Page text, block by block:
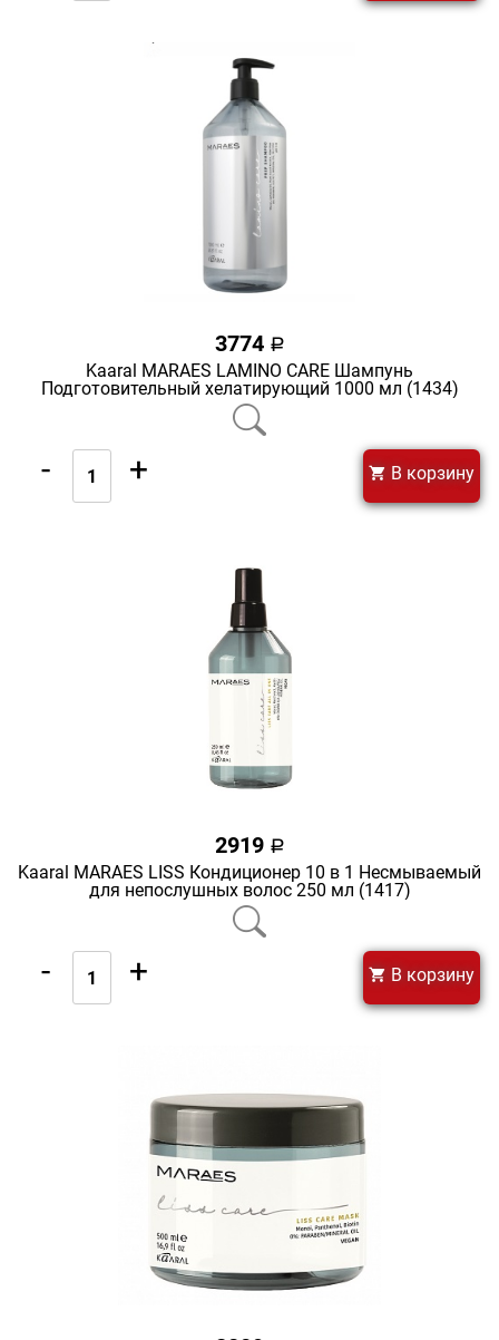
3774 a
Kaaral MARAES LAMINO CARE Шампунь
Подготовительный хелатирующий 1000 мл (1434)
- + В корзину
2919 a
Kaaral MARAES LISS Кондиционер 10 в 1 Несмываемый
для непослушных волос 250 мл (1417)
- + В корзину